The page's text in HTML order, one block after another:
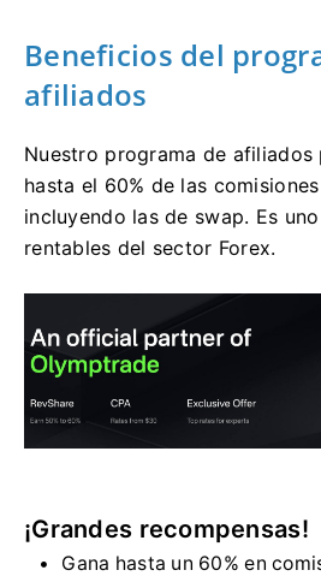
Beneficios del
afiliados
Nuestro programa de afiliados
hasta el 60% de las
incluyendo las de swap. Es
rentables del sector Forex.
¡Grandes recompensas!
Gana hasta un 60% en